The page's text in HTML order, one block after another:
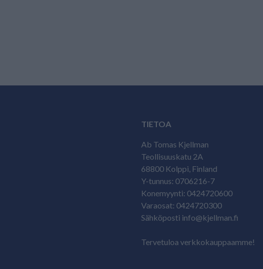
TIETOA
Ab Tomas Kjellman
Teollisuuskatu 2A
68800 Kolppi, Finland
Y-tunnus: 0706216-7
Konemyynti: 0424720600
Varaosat: 0424720300
Sähköposti info@kjellman.fi
Tervetuloa verkkokauppaamme!